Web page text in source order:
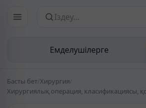
Емделушілерге
Сайттан іздеу
Басты бет/Хирургия/